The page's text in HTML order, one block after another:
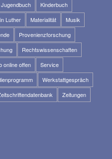
Jugendbuch
Kinderbuch
Luther Materialität
Musik
Provenienzforschung
Rechtswissenschaften
online offen
Service
Werkstattgespräch
Zeitungen